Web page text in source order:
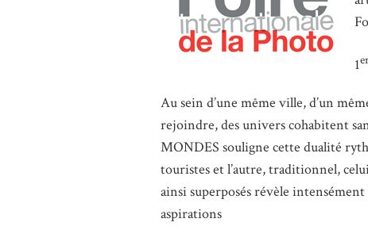
1
Au sein d’une même ville, d’un
rejoindre, des univers cohabitent
MONDES souligne cette dualité
touristes et l’autre, traditionnel,
ainsi superposés révèle
aspirations